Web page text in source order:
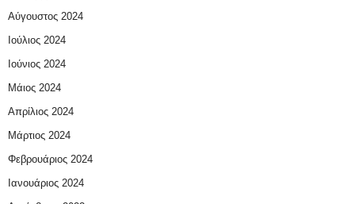
Αύγουστος 2024
Ιούλιος 2024
Ιούνιος 2024
Μάιος 2024
Απρίλιος 2024
Μάρτιος 2024
Φεβρουάριος 2024
Ιανουάριος 2024